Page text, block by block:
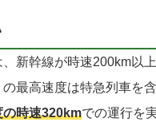
新幹線が時速200km以
最高速度は特急列車を
の時速320kmでの運行を